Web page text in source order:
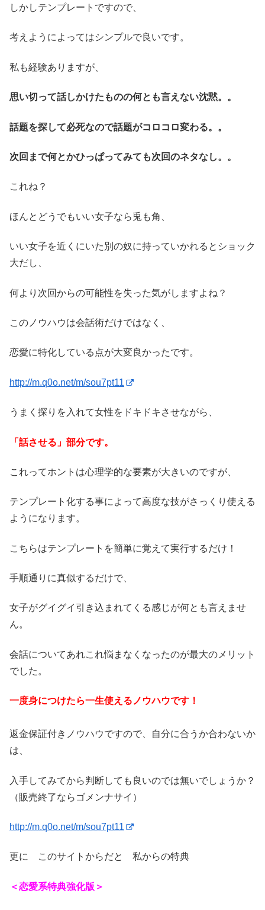
しかしテンプレートですので、
考えようによってはシンプルで良いです。
私も経験ありますが、
思い切って話しかけたものの何とも言えない沈黙。。
話題を探して必死なので話題がコロコロ変わる。。
次回まで何とかひっぱってみても次回のネタなし。。
これね？
ほんとどうでもいい女子なら兎も角、
いい女子を近くにいた別の奴に持っていかれるとショック
大だし、
何より次回からの可能性を失った気がしますよね？
このノウハウは会話術だけではなく、
恋愛に特化している点が大変良かったです。
http://m.q0o.net/m/sou7pt11
うまく探りを入れて女性をドキドキさせながら、
「話させる」部分です。
これってホントは心理学的な要素が大きいのですが、
テンプレート化する事によって高度な技がさっくり使える
ようになります。
こちらはテンプレートを簡単に覚えて実行するだけ！
手順通りに真似するだけで、
女子がグイグイ引き込まれてくる感じが何とも言えませ
ん。
会話についてあれこれ悩まなくなったのが最大のメリット
でした。
一度身につけたら一生使えるノウハウです！
返金保証付きノウハウですので、自分に合うか合わないか
は、
入手してみてから判断しても良いのでは無いでしょうか？
（販売終了ならゴメンナサイ）
http://m.q0o.net/m/sou7pt11
更に このサイトからだと 私からの特典
＜恋愛系特典強化版＞